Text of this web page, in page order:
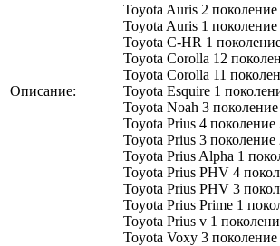
Описание:
Toyota Auris 2
Toyota Auris 1
Toyota C-HR 1
Toyota Corolla 12
Toyota Corolla 11
Toyota Esquire 1
Toyota Noah 3
Toyota Prius 4
Toyota Prius 3
Toyota Prius Alpha 1
Toyota Prius PHV 4
Toyota Prius PHV 3
Toyota Prius Prime 1
Toyota Prius v 1
Toyota Voxy 3